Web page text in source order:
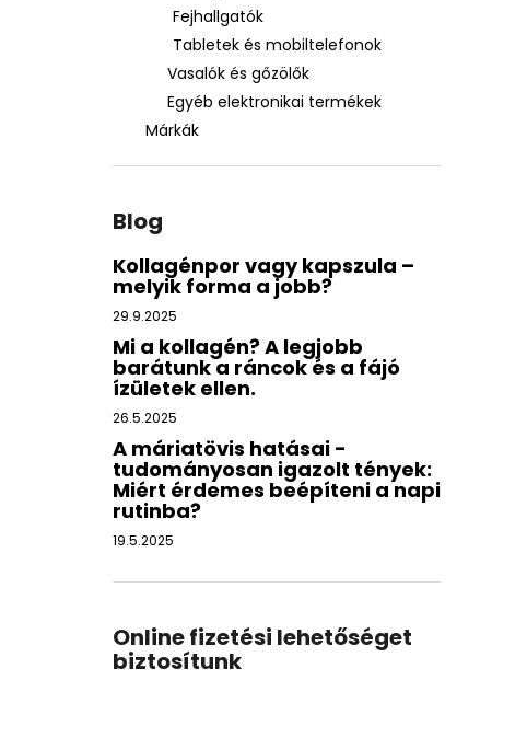
Fejhallgatók
Tabletek és mobiltelefonok
Vasalók és gőzölők
Egyéb elektronikai termékek
Márkák
Blog
Kollagénpor vagy kapszula –
melyik forma a jobb?
29.9.2025
Mi a kollagén? A legjobb
barátunk a ráncok és a fájó
ízületek ellen.
26.5.2025
A máriatövis hatásai -
tudományosan igazolt tények:
Miért érdemes beépíteni a napi
rutinba?
19.5.2025
Online fizetési lehetőséget
biztosítunk